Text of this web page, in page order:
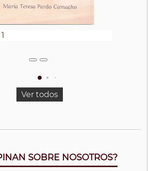
Ver todos
SOBRE NOSOTROS?